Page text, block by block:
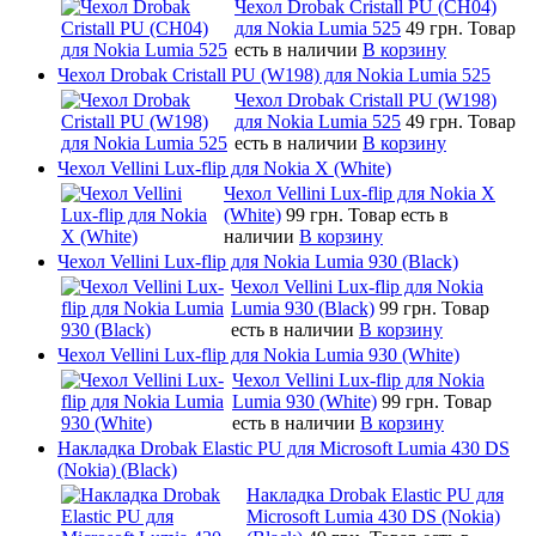
Чехол Drobak Cristall PU (CH04)
для Nokia Lumia 525 49 грн. Товар
есть в наличии В корзину
Чехол Drobak Cristall PU (W198) для Nokia Lumia 525
Чехол Drobak Cristall PU (W198)
для Nokia Lumia 525 49 грн. Товар
есть в наличии В корзину
Чехол Vellini Lux-flip для Nokia X (White)
Чехол Vellini Lux-flip для Nokia X
(White) 99 грн. Товар есть в
наличии В корзину
Чехол Vellini Lux-flip для Nokia Lumia 930 (Black)
Чехол Vellini Lux-flip для Nokia
Lumia 930 (Black) 99 грн. Товар
есть в наличии В корзину
Чехол Vellini Lux-flip для Nokia Lumia 930 (White)
Чехол Vellini Lux-flip для Nokia
Lumia 930 (White) 99 грн. Товар
есть в наличии В корзину
Накладка Drobak Elastic PU для Microsoft Lumia 430 DS
(Nokia) (Black)
Накладка Drobak Elastic PU для
Microsoft Lumia 430 DS (Nokia)